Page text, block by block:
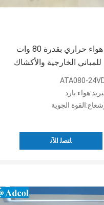
مكيف هواء حراري بقدرة 80 وات
الخارجية والأكشاك
مما يوفر وظائف التبريد
بارد
الجوية
ﺎﺘﺼﻟ ﺍﻶﻧ